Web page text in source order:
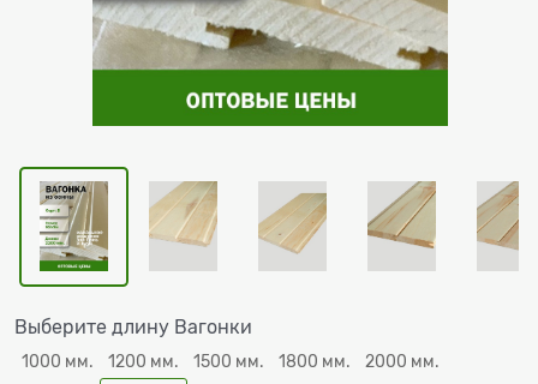
Выберите длину Вагонки
1000 мм. 1200 мм. 1500 мм. 1800 мм.
2000 мм.